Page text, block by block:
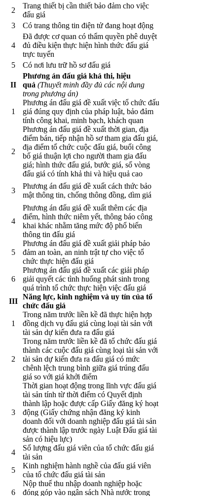
2
Trang thiết bị cần thiết bảo đảm cho việc
đấu giá
3
Có trang thông tin điện tử đang hoạt động
4
Đã được cơ quan có thẩm quyền phê duyệt
đủ điều kiện thực hiện hình thức đấu giá
trực tuyến
5
Có nơi lưu trữ hồ sơ đấu giá
II
Phương án đấu giá khả thi, hiệu
quả (Thuyết minh đầy đủ các nội dung
trong phương án)
1
Phương án đấu giá đề xuất việc tổ chức đấu
giá đúng quy định của pháp luật, bảo đảm
tính công khai, minh bạch, khách quan
2
Phương án đấu giá đề xuất thời gian, địa
điểm bán, tiếp nhận hồ sơ tham gia đấu giá,
địa điểm tổ chức cuộc đấu giá, buổi công
bố giá thuận lợi cho người tham gia đấu
giá; hình thức đấu giá, bước giá, số vòng
đấu giá có tính khả thi và hiệu quả cao
3
Phương án đấu giá đề xuất cách thức bảo
mật thông tin, chống thông đồng, dìm giá
4
Phương án đấu giá đề xuất thêm các địa
điểm, hình thức niêm yết, thông báo công
khai khác nhằm tăng mức độ phổ biến
thông tin đấu giá
5
Phương án đấu giá đề xuất giải pháp bảo
đảm an toàn, an ninh trật tự cho việc tổ
chức thực hiện đấu giá
6
Phương án đấu giá đề xuất các giải pháp
giải quyết các tình huống phát sinh trong
quá trình tổ chức thực hiện việc đấu giá
III
Năng lực, kinh nghiệm và uy tín của tổ
chức đấu giá
1
Trong năm trước liền kề đã thực hiện hợp
đồng dịch vụ đấu giá cùng loại tài sản với
tài sản dự kiến đưa ra đấu giá
2
Trong năm trước liền kề đã tổ chức đấu giá
thành các cuộc đấu giá cùng loại tài sản với
tài sản dự kiến đưa ra đấu giá có mức
chênh lệch trung bình giữa giá trúng đấu
giá so với giá khởi điểm
3
Thời gian hoạt động trong lĩnh vực đấu giá
tài sản tính từ thời điểm có Quyết định
thành lập hoặc được cấp Giấy đăng ký hoạt
động (Giấy chứng nhận đăng ký kinh
doanh đối với doanh nghiệp đấu giá tài sản
được thành lập trước ngày Luật Đấu giá tài
sản có hiệu lực)
4
Số lượng đấu giá viên của tổ chức đấu giá
tài sản
5
Kinh nghiệm hành nghề của đấu giá viên
của tổ chức đấu giá tài sản
6
Nộp thuế thu nhập doanh nghiệp hoặc
đóng góp vào ngân sách Nhà nước trong